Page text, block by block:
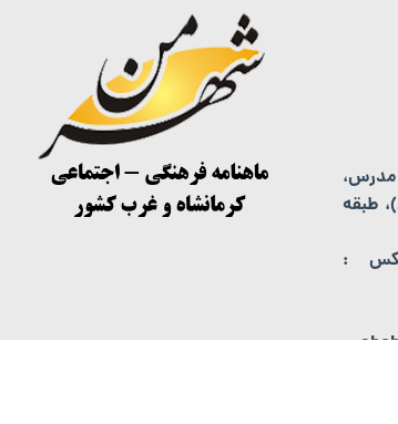
طبقه
083 فکس :